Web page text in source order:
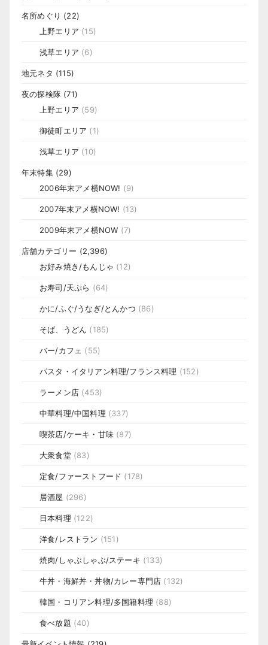
名所めぐり (22)
上野エリア (15)
浅草エリア (6)
地元ネタ (115)
夜の探検隊 (71)
上野エリア (59)
御徒町エリア (1)
浅草エリア (10)
年末特集(29)
2006年末アメ横NOW! (9)
2007年末アメ横NOW! (13)
2009年末アメ横NOW (7)
店舗カテゴリー (2,396)
お好み焼き/もんじゃ (12)
お寿司/天ぷら (64)
かに/ふぐ/うなぎ/とんかつ (86)
そば、うどん (185)
バー/カフェ (55)
パスタ・イタリアン料理/フランス料理 (152)
ラーメン店 (453)
中華料理/中国料理 (337)
喫茶店/ケーキ・甘味 (87)
大衆食堂(83)
定食/ファーストフード (178)
居酒屋 (296)
日本料理 (122)
洋食/レストラン (151)
焼肉/しゃぶしゃぶ/ステーキ (133)
牛丼・海鮮丼・丼物/カレー専門店 (132)
韓国・コリアン料理/多国籍料理 (88)
食べ放題 (40)